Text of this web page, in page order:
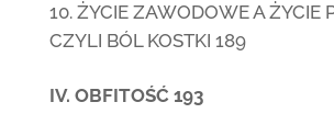
ŻYCIE ZAWODOWE A ŻYCIE
CZYLI BÓL KOSTKI 189
IV. OBFITOŚĆ 193